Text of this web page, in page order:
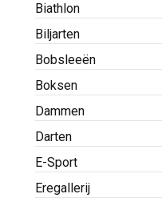
Biathlon
Biljarten
Bobsleeën
Boksen
Dammen
Darten
E-Sport
Eregallerij